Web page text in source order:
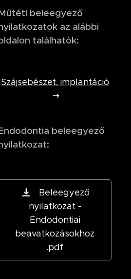
beleegyező
az alábbi
találhatók:
Szájsebészet, implantáció
beleegyező
Beleegyező
nyilatkozat -
Endodontiai
beavatkozásokhoz
.pdf